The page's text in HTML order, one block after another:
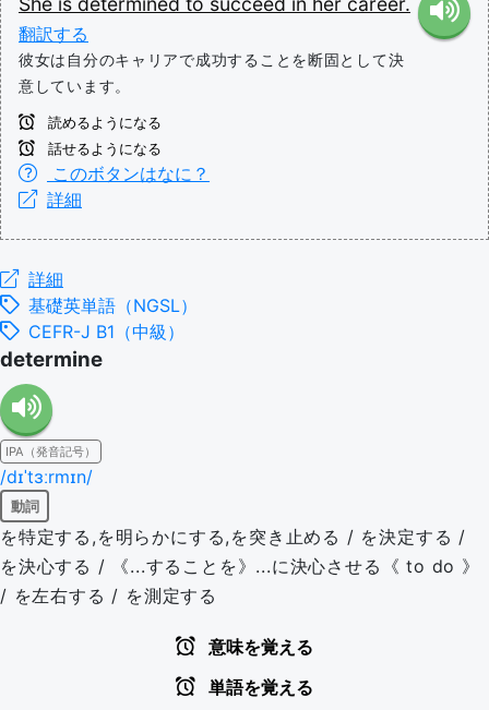
翻訳する
彼女は自分のキャリアで成功することを断固として決
意しています。
読めるようになる
話せるようになる
このボタンはなに？
詳細
詳細
基礎英単語（NGSL）
CEFR-J B1（中級）
determine
IPA（発音記号）
/dɪˈtɜːrmɪn/
動詞
を特定する,を明らかにする,を突き止める / を決定する /
を決心する / 《...することを》...に決心させる《 to do 》
/ を左右する / を測定する
意味を覚える
単語を覚える